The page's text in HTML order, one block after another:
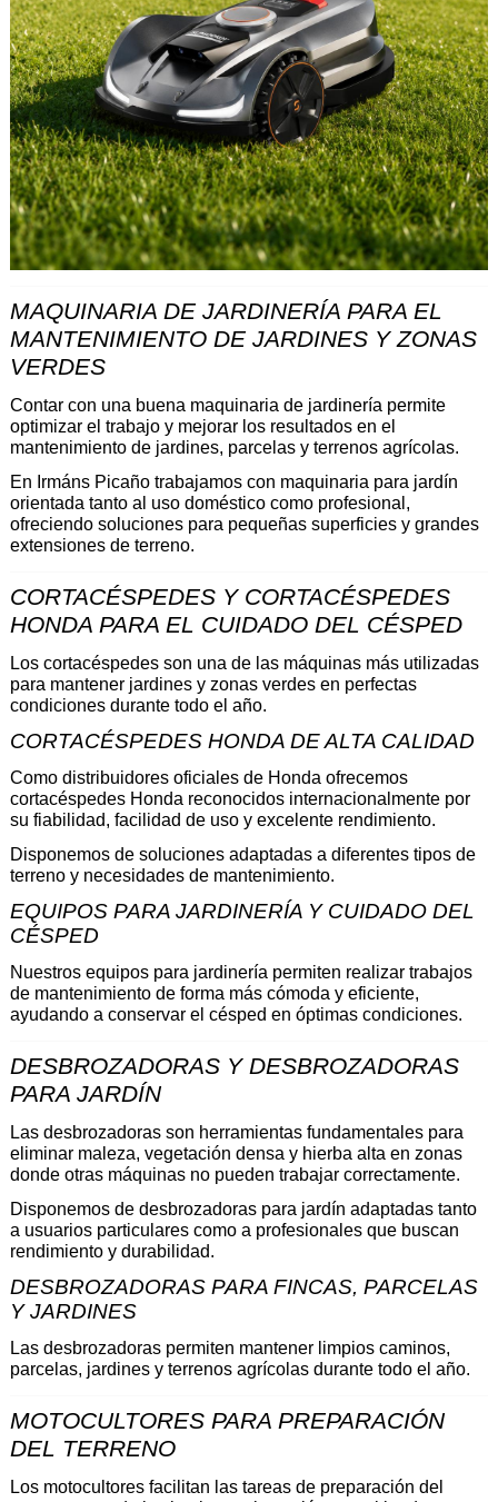
MAQUINARIA DE JARDINERÍA PARA EL
MANTENIMIENTO DE JARDINES Y ZONAS
VERDES
Contar con una buena maquinaria de jardinería permite
optimizar el trabajo y mejorar los resultados en el
mantenimiento de jardines, parcelas y terrenos agrícolas.
En Irmáns Picaño trabajamos con maquinaria para jardín
orientada tanto al uso doméstico como profesional,
ofreciendo soluciones para pequeñas superficies y grandes
extensiones de terreno.
CORTACÉSPEDES Y CORTACÉSPEDES
HONDA PARA EL CUIDADO DEL CÉSPED
Los cortacéspedes son una de las máquinas más utilizadas
para mantener jardines y zonas verdes en perfectas
condiciones durante todo el año.
CORTACÉSPEDES HONDA DE ALTA CALIDAD
Como distribuidores oficiales de Honda ofrecemos
cortacéspedes Honda reconocidos internacionalmente por
su fiabilidad, facilidad de uso y excelente rendimiento.
Disponemos de soluciones adaptadas a diferentes tipos de
terreno y necesidades de mantenimiento.
EQUIPOS PARA JARDINERÍA Y CUIDADO DEL
CÉSPED
Nuestros equipos para jardinería permiten realizar trabajos
de mantenimiento de forma más cómoda y eficiente,
ayudando a conservar el césped en óptimas condiciones.
DESBROZADORAS Y DESBROZADORAS
PARA JARDÍN
Las desbrozadoras son herramientas fundamentales para
eliminar maleza, vegetación densa y hierba alta en zonas
donde otras máquinas no pueden trabajar correctamente.
Disponemos de desbrozadoras para jardín adaptadas tanto
a usuarios particulares como a profesionales que buscan
rendimiento y durabilidad.
DESBROZADORAS PARA FINCAS, PARCELAS
Y JARDINES
Las desbrozadoras permiten mantener limpios caminos,
parcelas, jardines y terrenos agrícolas durante todo el año.
MOTOCULTORES PARA PREPARACIÓN
DEL TERRENO
Los motocultores facilitan las tareas de preparación del